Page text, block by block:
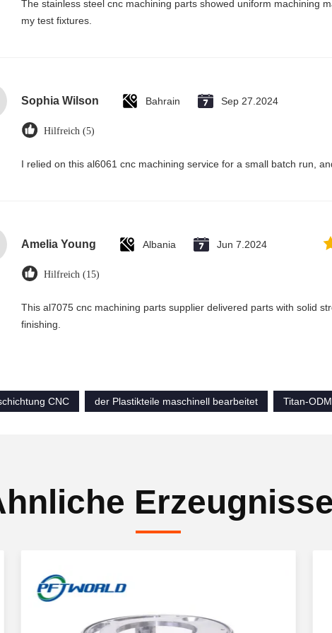
The stainless steel cnc machining parts showed uniform machining
my test fixtures.
Sophia Wilson Bahrain Sep 27.2024
Hilfreich (5)
I relied on this al6061 cnc machining service for a small batch run,
Amelia Young Albania Jun 7.2024
Hilfreich (15)
This al7075 cnc machining parts supplier delivered parts with solid
finishing.
CNC der Plastikteile maschinell bearbeitet Titan-
Erzeugnisse